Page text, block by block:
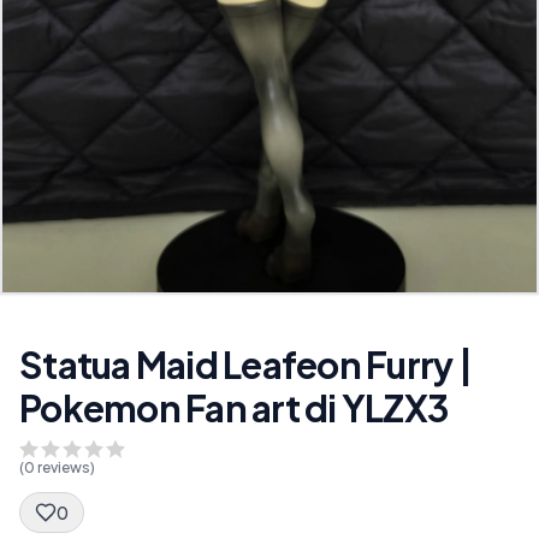
Statua Maid Leafeon Furry |
Pokemon Fan art di YLZX3
(0 reviews)
0